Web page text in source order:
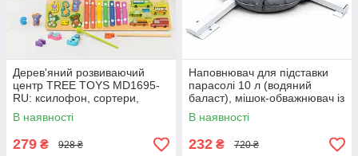
Дерев'яний розвиваючий
центр TREE TOYS MD1695-
RU: ксилофон, сортери,
рибальство, 10 рибок
В наявності
279 ₴ 928 ₴
Наповнювач для підставки
парасолі 10 л (водяний
баласт), мішок-обважнювач із
клапаном
В наявності
232 ₴ 720 ₴